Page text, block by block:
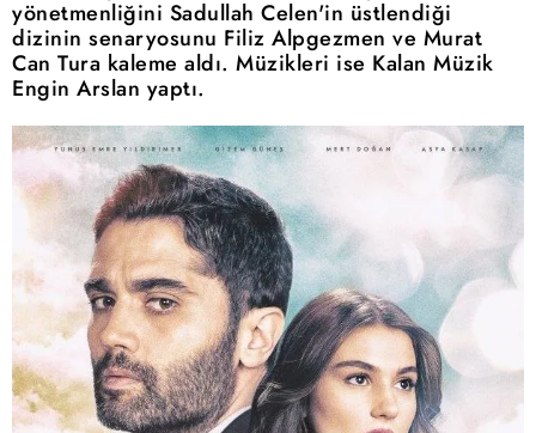
yönetmenliğini Sadullah Celen'in üstlendiği
dizinin senaryosunu Filiz Alpgezmen ve Murat
Can Tura kaleme aldı. Müzikleri ise Kalan Müzik
Engin Arslan yaptı.